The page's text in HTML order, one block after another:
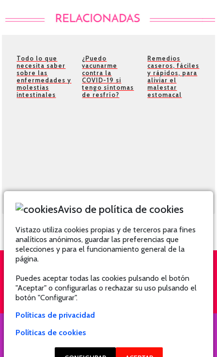
Todo lo que
necesita saber
sobre las
enfermedades y
molestias
intestinales
¿Puedo
vacunarme
contra la
COVID-19 si
tengo síntomas
de resfrío?
Remedios
caseros, fáciles
y rápidos, para
aliviar el
malestar
estomacal
QUIÉNES SOMOS SUSCRÍBETE
Aviso de política de cookies
Vistazo utiliza cookies propias y de terceros para fines
analíticos anónimos, guardar las preferencias que
selecciones y para el funcionamiento general de la
página.
Puedes aceptar todas las cookies pulsando el botón
"Aceptar" o configurarlas o rechazar su uso pulsando el
botón "Configurar".
Políticas de privacidad
Políticas de cookies